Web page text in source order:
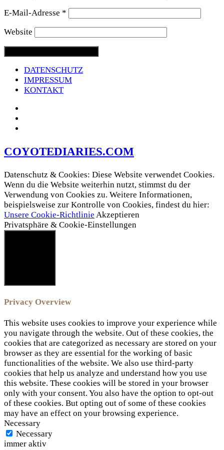
E-Mail-Adresse *
Website
DATENSCHUTZ
IMPRESSUM
KONTAKT
COYOTEDIARIES.COM
Datenschutz & Cookies: Diese Website verwendet Cookies.
Wenn du die Website weiterhin nutzt, stimmst du der
Verwendung von Cookies zu. Weitere Informationen,
beispielsweise zur Kontrolle von Cookies, findest du hier:
Unsere Cookie-Richtlinie Akzeptieren
Privatsphäre & Cookie-Einstellungen
Privacy Overview
This website uses cookies to improve your experience while
you navigate through the website. Out of these cookies, the
cookies that are categorized as necessary are stored on your
browser as they are essential for the working of basic
functionalities of the website. We also use third-party
cookies that help us analyze and understand how you use
this website. These cookies will be stored in your browser
only with your consent. You also have the option to opt-out
of these cookies. But opting out of some of these cookies
may have an effect on your browsing experience.
Necessary
Necessary
immer aktiv